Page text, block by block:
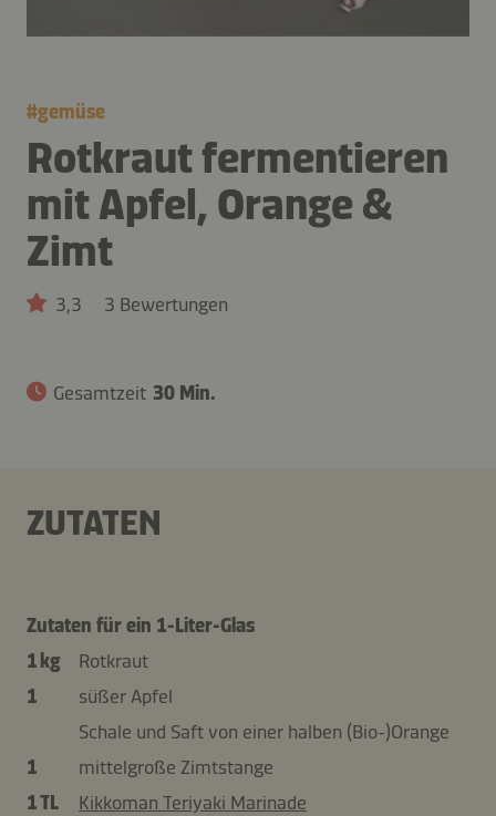
#gemüse
Rotkraut fermentieren
mit Apfel, Orange &
Zimt
3,3 3 Bewertungen
Gesamtzeit 30 Min.
ZUTATEN
Zutaten für ein 1-Liter-Glas
1 kg
Rotkraut
1
süßer Apfel
Schale und Saft von einer halben (Bio-)Orange
1
mittelgroße Zimtstange
1 TL
Kikkoman Teriyaki Marinade